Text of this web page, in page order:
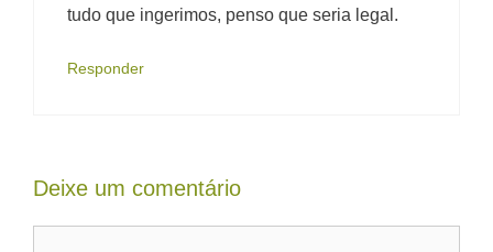
tudo que ingerimos, penso que seria legal.
Responder
Deixe um comentário